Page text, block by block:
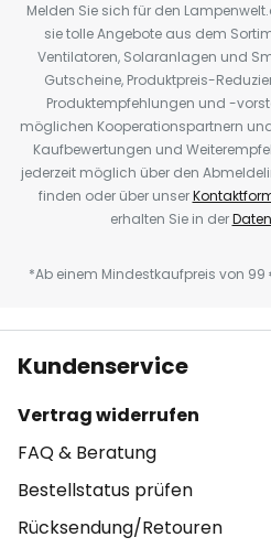
Melden Sie sich für den
sie tolle Angebote aus dem
Ventilatoren, Solaranlagen und
Gutscheine, Produktpreis-
Produktempfehlungen und -
möglichen Kooperationspartnern
Kaufbewertungen und
jederzeit möglich über den
finden oder über unser
erhalten Sie in der
*Ab einem Mindestkaufpreis von
Kundenservice
Vertrag widerrufen
FAQ & Beratung
Bestellstatus prüfen
Rücksendung/Retouren